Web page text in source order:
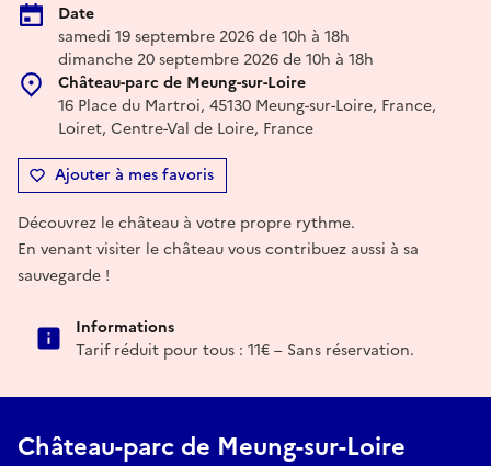
Date
samedi 19 septembre 2026 de 10h à 18h
dimanche 20 septembre 2026 de 10h à 18h
Château-parc de Meung-sur-Loire
16 Place du Martroi, 45130 Meung-sur-Loire, France,
Loiret, Centre-Val de Loire, France
Ajouter à mes favoris
Découvrez le château à votre propre rythme.
En venant visiter le château vous contribuez aussi à sa
sauvegarde !
Informations
Tarif réduit pour tous : 11€ – Sans réservation.
Château-parc de Meung-sur-Loire